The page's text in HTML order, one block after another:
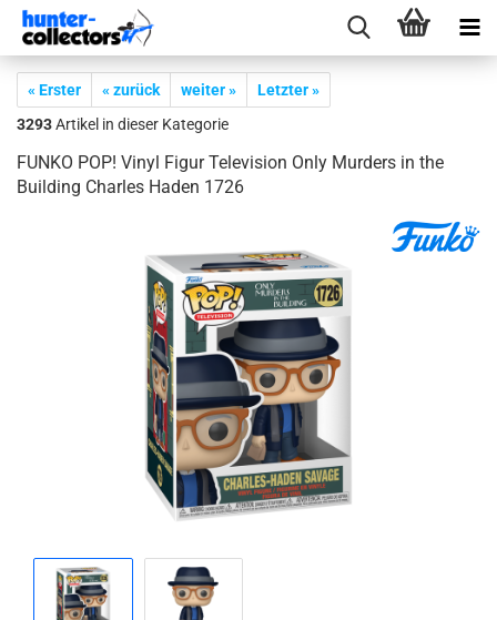
« Erster « zurück weiter »
Letzter »
3293Artikel in dieser Kategorie
FUNKO POP! Vinyl Figur Te­le­vi­si­on Only Mur­ders in the
Buil­ding Charles Haden 1726